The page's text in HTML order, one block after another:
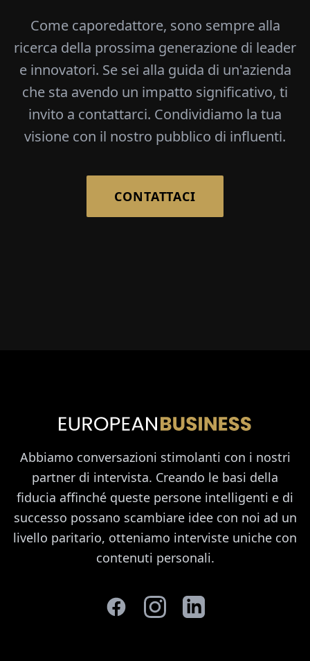
Come caporedattore, sono sempre alla
ricerca della prossima generazione di leader
e innovatori. Se sei alla guida di un'azienda
che sta avendo un impatto significativo, ti
invito a contattarci. Condividiamo la tua
visione con il nostro pubblico di influenti.
CONTATTACI
Abbiamo conversazioni stimolanti con i nostri
partner di intervista. Creando le basi della
fiducia affinché queste persone intelligenti e di
successo possano scambiare idee con noi ad un
livello paritario, otteniamo interviste uniche con
contenuti personali.